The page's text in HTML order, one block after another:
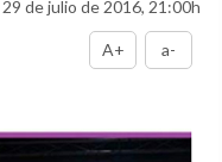
29 de julio de 2016, 21:00h
A+ a-